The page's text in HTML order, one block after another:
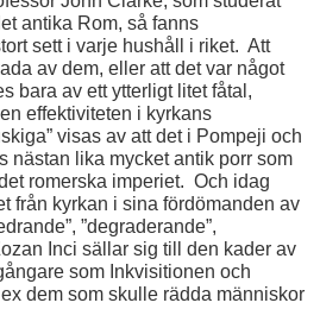
antika Rom, så fanns
sett i varje hushåll i riket. Att
av dem, eller att det var något
bara av ett ytterligt litet fåtal,
effektiviteten i kyrkans
visas av att det i Pompeji och
nästan lika mycket antik porr som
romerska imperiet. Och idag
från kyrkan i sina fördömanden av
”degraderande”,
Inci sällar sig till den kader av
som Inkvisitionen och
dem som skulle rädda människor